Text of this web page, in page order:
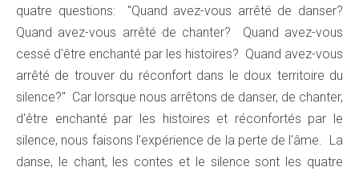
quatre questions: "Quand avez-vous arrêté de danser?
Quand avez-vous arrêté de chanter? Quand avez-vous
cessé d'être enchanté par les histoires? Quand avez-vous
arrêté de trouver du réconfort dans le doux territoire du
silence?" Car lorsque nous arrêtons de danser, de chanter,
d'être enchanté par les histoires et réconfortés par le
silence, nous faisons l'expérience de la perte de l'âme. La
danse, le chant, les contes et le silence sont les quatre